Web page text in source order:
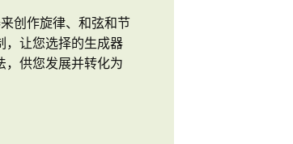
创作旋律、和弦和节
，让您选择的生成器
，供您发展并转化为